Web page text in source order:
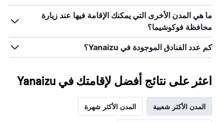
ما هي المدن الأخرى التي يمكنك الإقامة فيها عند زيارة
محافظة فوكوشيما؟
كم عدد الفنادق الموجودة في Yanaizu؟
اعثر على نتائج أفضل لإقامتك في Yanaizu
المدن الأكثر شعبية المدن الأكثر شهرة